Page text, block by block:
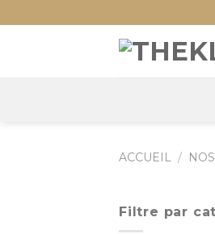
to
ACCUEIL /
Filtre par